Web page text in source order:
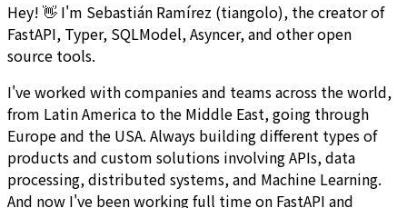
Hey! 👋 I'm Sebastián Ramírez (tiangolo), the creator of
FastAPI, Typer, SQLModel, Asyncer, and other open
source tools.
I've worked with companies and teams across the world,
from Latin America to the Middle East, going through
Europe and the USA. Always building different types of
products and custom solutions involving APIs, data
processing, distributed systems, and Machine Learning.
And now I've been working full time on FastAPI and